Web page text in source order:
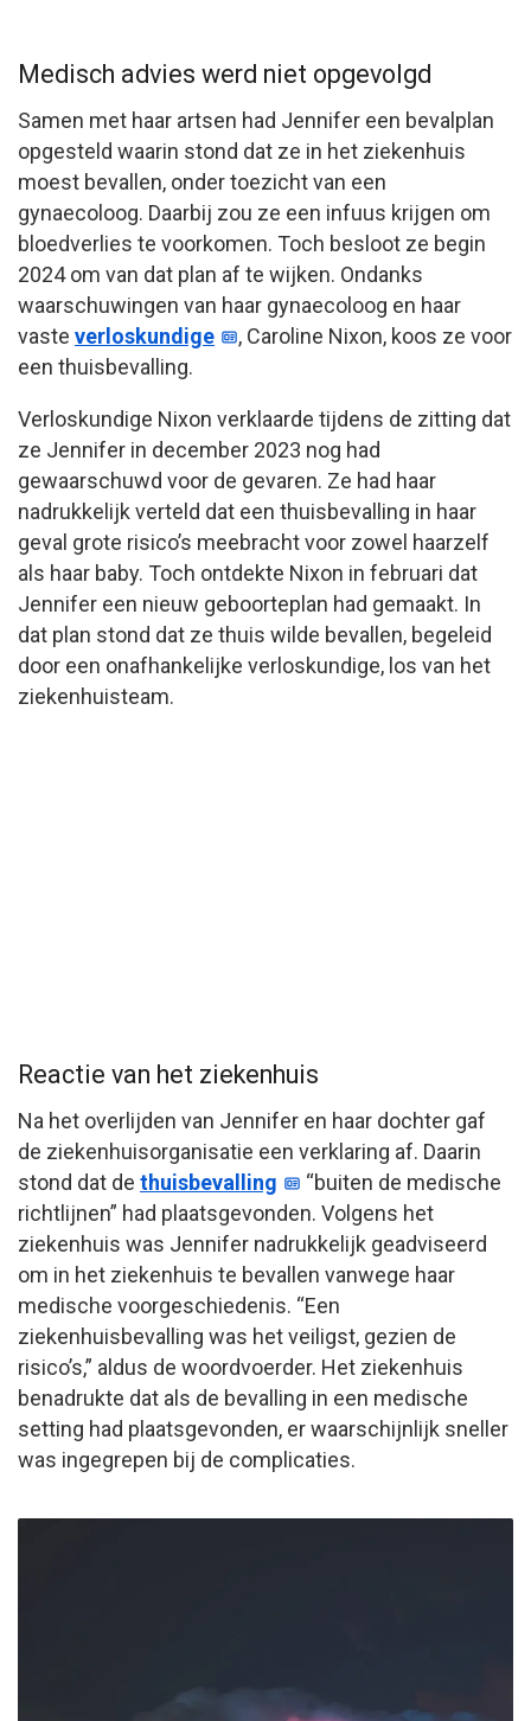
Medisch advies werd niet opgevolgd
Samen met haar artsen had Jennifer een bevalplan
opgesteld waarin stond dat ze in het ziekenhuis
moest bevallen, onder toezicht van een
gynaecoloog. Daarbij zou ze een infuus krijgen om
bloedverlies te voorkomen. Toch besloot ze begin
2024 om van dat plan af te wijken. Ondanks
waarschuwingen van haar gynaecoloog en haar
vaste verloskundige
, Caroline Nixon, koos ze voor
een thuisbevalling.
Verloskundige Nixon verklaarde tijdens de zitting dat
ze Jennifer in december 2023 nog had
gewaarschuwd voor de gevaren. Ze had haar
nadrukkelijk verteld dat een thuisbevalling in haar
geval grote risico’s meebracht voor zowel haarzelf
als haar baby. Toch ontdekte Nixon in februari dat
Jennifer een nieuw geboorteplan had gemaakt. In
dat plan stond dat ze thuis wilde bevallen, begeleid
door een onafhankelijke verloskundige, los van het
ziekenhuisteam.
Reactie van het ziekenhuis
Na het overlijden van Jennifer en haar dochter gaf
de ziekenhuisorganisatie een verklaring af. Daarin
stond dat de thuisbevalling
“buiten de medische
richtlijnen” had plaatsgevonden. Volgens het
ziekenhuis was Jennifer nadrukkelijk geadviseerd
om in het ziekenhuis te bevallen vanwege haar
medische voorgeschiedenis. “Een
ziekenhuisbevalling was het veiligst, gezien de
risico’s,” aldus de woordvoerder. Het ziekenhuis
benadrukte dat als de bevalling in een medische
setting had plaatsgevonden, er waarschijnlijk sneller
was ingegrepen bij de complicaties.